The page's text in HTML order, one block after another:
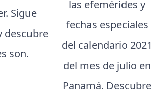
Sigue
descubre
son.
las efemérides y
fechas especiales
del calendario 2021
del mes de julio en
Panamá. Descubre